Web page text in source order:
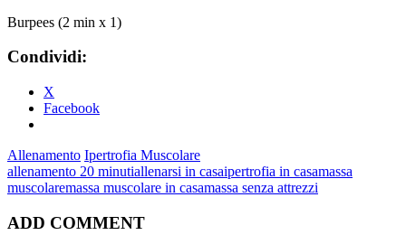
Burpees (2 min x 1)
Condividi:
X
Facebook
Allenamento Ipertrofia Muscolare
allenamento 20 minutiallenarsi in casaipertrofia in casamassa
muscolaremassa muscolare in casamassa senza attrezzi
ADD COMMENT